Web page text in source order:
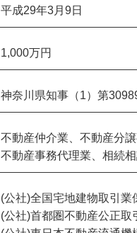
平成29年3月9日
1,000万円
神奈川県知事（1）第
不動産仲介業、不動産分
不動産事務代理業、相続
(公社)全国宅地建物取引業
(公社)首都圏不動産公正取